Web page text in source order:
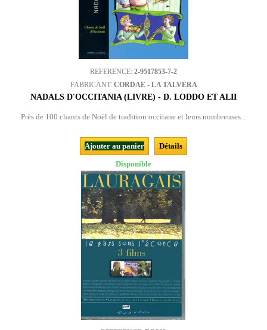
REFERENCE: 2-9517853-7-2
FABRICANT: CORDAE - LA TALVERA
NADALS D'OCCITANIA (LIVRE) - D. LODDO ET ALII
Près de 100 chants de Noël de tradition occitane et leurs nombreuses...
Ajouter au panier
Détails
Disponible